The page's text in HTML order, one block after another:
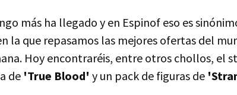
más ha llegado y en Espinof eso es
la que repasamos las mejores ofertas del
Hoy encontraréis, entre otros chollos, el
de 'True Blood' y un pack de figuras de